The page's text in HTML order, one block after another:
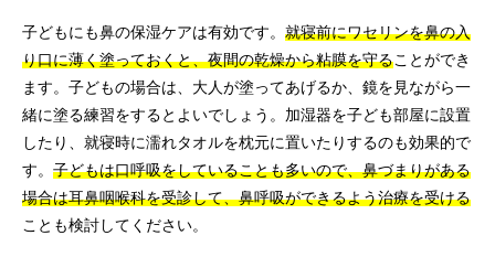
子どもにも鼻の保湿ケアは有効です。 就寝前にワセリンを鼻の入
り口に薄く塗っておくと、夜間の乾燥から粘膜を守ることができ
ます。子どもの場合は、大人が塗ってあげるか、鏡を見ながら一
緒に塗る練習をするとよいでしょう。加湿器を子ども部屋に設置
したり、就寝時に濡れタオルを枕元に置いたりするのも効果的で
す。 子どもは口呼吸をしていることも多いので、鼻づまりがある
場合は耳鼻咽喉科を受診して、鼻呼吸ができるよう治療を受ける
ことも検討してください。